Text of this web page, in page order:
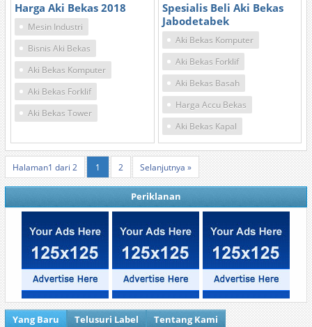
Harga Aki Bekas 2018
Mesin Industri
Bisnis Aki Bekas
Aki Bekas Komputer
Aki Bekas Forklif
Aki Bekas Tower
Spesialis Beli Aki Bekas
Jabodetabek
Aki Bekas Komputer
Aki Bekas Forklif
Aki Bekas Basah
Harga Accu Bekas
Aki Bekas Kapal
Halaman1 dari 2 1 2 Selanjutnya »
Periklanan
Yang Baru Telusuri Label Tentang Kami